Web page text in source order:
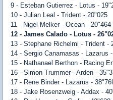
9 - Esteban Gutierrez - Lotus -
10 - Julian Leal - Trident - 20"025
11 - Nigel Melker - Ocean - 20"464
12 - James Calado - Lotus -
13 - Stephane Richelmi - Trident -
14 - Sergio Canamasas - Lazarus
15 - Nathanael Berthon - Racing
16 - Simon Trummer - Arden -
17 - Rene Binder - Lazarus -
18 - Jake Rosenzweig - Addax -